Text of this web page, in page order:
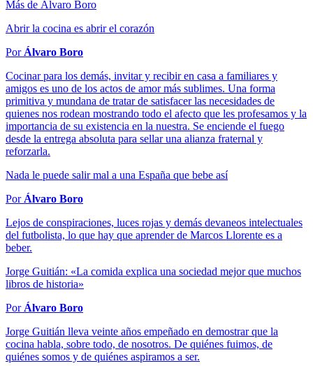
Más de Álvaro Boro
Abrir la cocina es abrir el corazón
Por Álvaro Boro
Cocinar para los demás, invitar y recibir en casa a familiares y
amigos es uno de los actos de amor más sublimes. Una forma
primitiva y mundana de tratar de satisfacer las necesidades de
quienes nos rodean mostrando todo el afecto que les profesamos y la
importancia de su existencia en la nuestra. Se enciende el fuego
desde la entrega absoluta para sellar una alianza fraternal y
reforzarla.
Nada le puede salir mal a una España que bebe así
Por Álvaro Boro
Lejos de conspiraciones, luces rojas y demás devaneos intelectuales
del futbolista, lo que hay que aprender de Marcos Llorente es a
beber.
Jorge Guitián: «La comida explica una sociedad mejor que muchos
libros de historia»
Por Álvaro Boro
Jorge Guitián lleva veinte años empeñado en demostrar que la
cocina habla, sobre todo, de nosotros. De quiénes fuimos, de
quiénes somos y de quiénes aspiramos a ser.